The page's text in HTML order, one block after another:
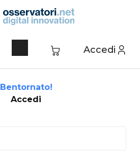
Accedi
Bentornato!
Accedi